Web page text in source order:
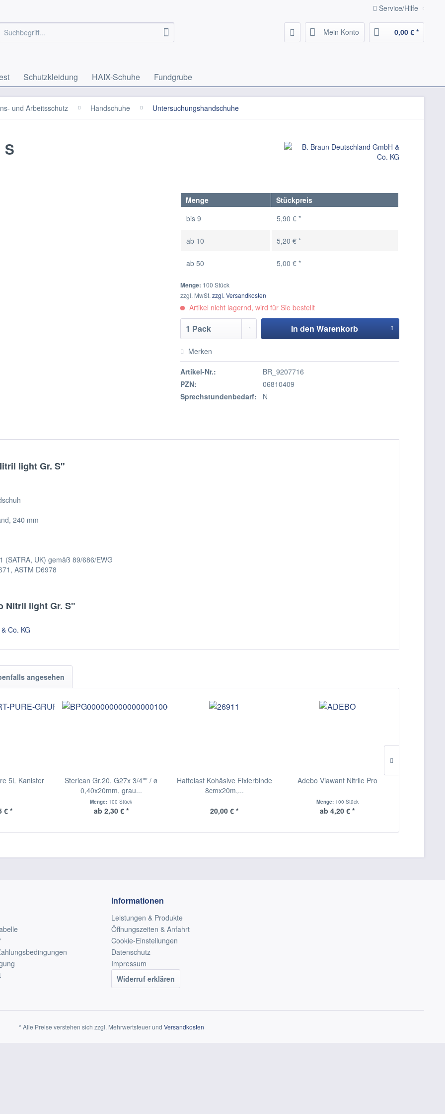
Service/Hilfe
Mein Konto 0,00 € *
Schutzkleidung HAIX-Schuhe Fundgrube
und Arbeitsschutz Handschuhe Untersuchungshandschuhe
S
Menge
Stückpreis
bis9 5,90 € *
ab 10 5,20 € *
ab50 5,00 € *
Menge: 100 Stück
zzgl. MwSt.zzgl. Versandkosten
Artikel nicht lagernd, wird für Sie bestellt
In den Warenkorb
Merken
Artikel-Nr.:
BR_9207716
PZN:
06810409
Sprechstundenbedarf:
N
light Gr. S"
240 mm
(SATRA, UK) gemäß 89/686/EWG
ASTM D6978
Nitril light Gr. S"
Co. KG
angesehen
5L Kanister
€ *
Sterican Gr.20, G27x 3/4"" / ø
0,40x20mm, grau...
Menge: 100 Stück
ab 2,30 € *
Haftelast Kohäsive Fixierbinde
8cmx20m,...
20,00 € *
Adebo Viawant Nitrile Pro
Menge: 100 Stück
ab 4,20 € *
Informationen
Leistungen & Produkte
Öffnungszeiten & Anfahrt
Cookie-Einstellungen
Datenschutz
Impressum
Widerruf erklären
* Alle Preise verstehen sich zzgl. Mehrwertsteuer und Versandkosten